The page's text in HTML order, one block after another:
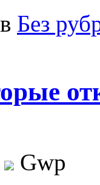
Без
Gwp